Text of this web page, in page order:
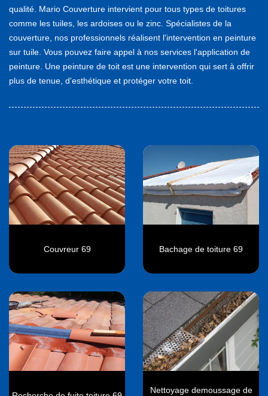
qualité. Mario Couverture intervient pour tous types de toitures
comme les tuiles, les ardoises ou le zinc. Spécialistes de la
couverture, nos professionnels réalisent l'intervention en peinture
sur tuile. Vous pouvez faire appel à nos services l'application de
peinture. Une peinture de toit est une intervention qui sert à offrir
plus de tenue, d'esthétique et protéger votre toit.
Couvreur 69 Bachage de toiture 69
Nettoyage demoussage de